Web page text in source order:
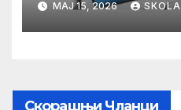
МАЈ 15, 2026
Скорашњи Чланци